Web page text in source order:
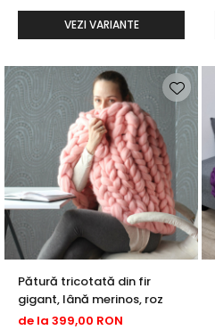
VEZI VARIANTE
Pătură tricotată din fir
gigant, lână merinos, roz
de la 399,00 RON